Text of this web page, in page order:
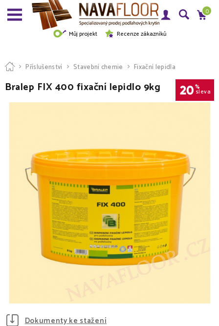
Můj projekt Recenze zákazníků
0
Příslušenství Stavební chemie Fixační lepidla
Bralep FIX 400 fixační lepidlo 9kg 20 %
sleva
Dokumenty ke stažení